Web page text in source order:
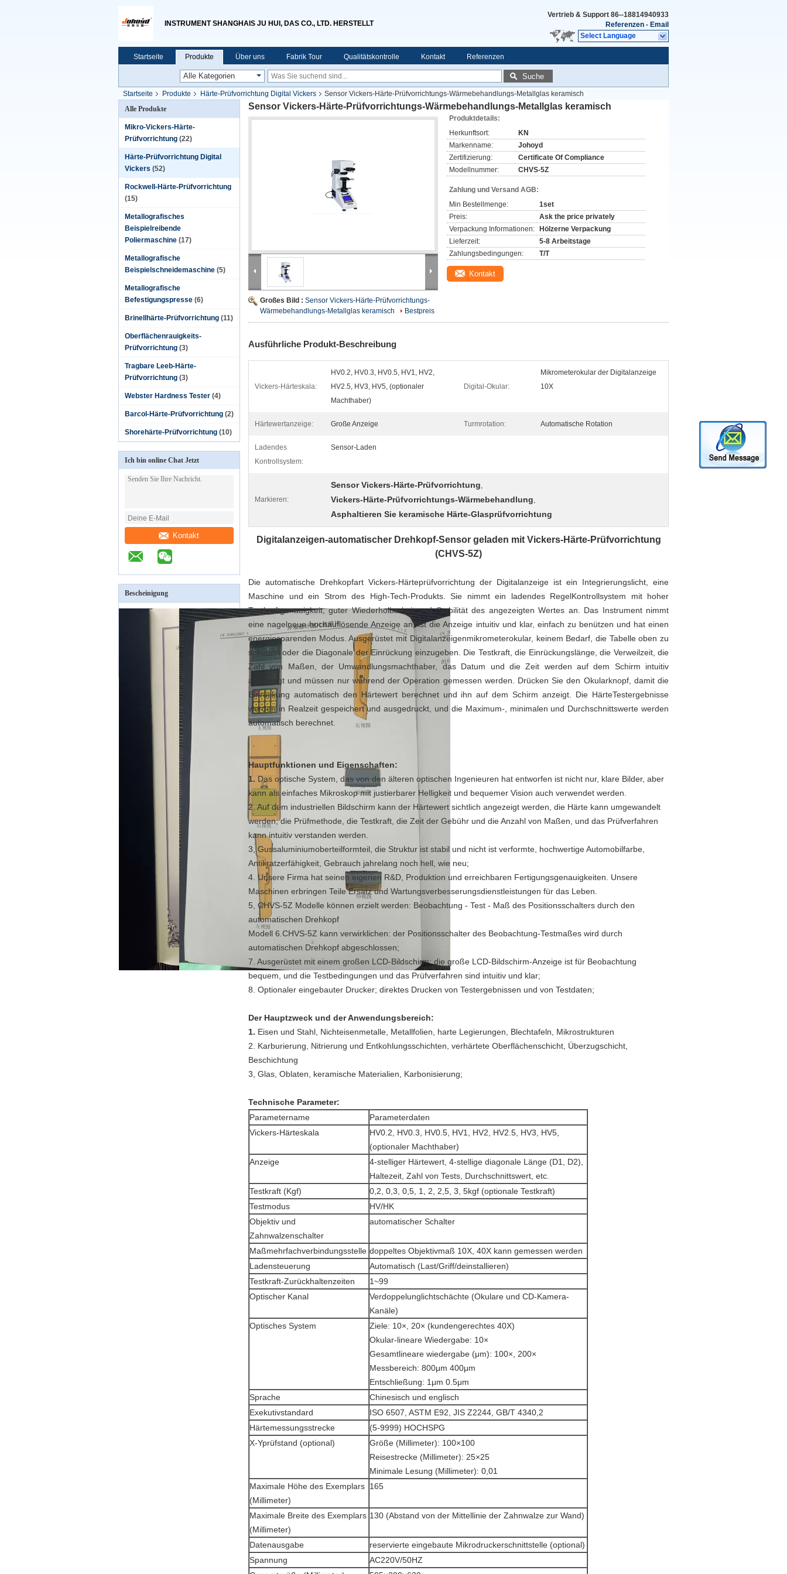
INSTRUMENT SHANGHAIS JU HUI, DAS CO., LTD. HERSTELLT
Vertrieb & Support 86--18814940933
Referenzen - Email
Select Language
Startseite Produkte Über uns Fabrik Tour Qualitätskontrolle Kontakt Referenzen
Suche
Startseite Produkte Härte-Prüfvorrichtung Digital Vickers
Sensor Vickers-Härte-Prüfvorrichtungs-Wärmebehandlungs-Metallglas keramisch
Alle Produkte
Mikro-Vickers-Härte-
Prüfvorrichtung (22)
Härte-Prüfvorrichtung Digital
Vickers (52)
Rockwell-Härte-Prüfvorrichtung
(15)
Metallografisches
Beispielreibende
Poliermaschine (17)
Metallografische
Beispielschneidemaschine (5)
Metallografische
Befestigungspresse (6)
Brinellhärte-Prüfvorrichtung (11)
Oberflächenrauigkeits-
Prüfvorrichtung (3)
Tragbare Leeb-Härte-
Prüfvorrichtung (3)
Webster Hardness Tester (4)
Barcol-Härte-Prüfvorrichtung (2)
Shorehärte-Prüfvorrichtung (10)
Ich bin online Chat Jetzt
Kontakt
Bescheinigung
Sensor Vickers-Härte-Prüfvorrichtungs-Wärmebehandlungs-Metallglas keramisch
Großes Bild : Sensor Vickers-Härte-Prüfvorrichtungs-
Wärmebehandlungs-Metallglas keramisch
Bestpreis
Produktdetails:
Herkunftsort:
KN
Markenname:
Johoyd
Zertifizierung:
Certificate Of Compliance
Modellnummer:
CHVS-5Z
Zahlung und Versand AGB:
Min Bestellmenge:
1set
Preis:
Ask the price privately
Verpackung Informationen:
Hölzerne Verpackung
Lieferzeit:
5-8 Arbeitstage
Zahlungsbedingungen:
T/T
Kontakt
Ausführliche Produkt-Beschreibung
Vickers-Härteskala:
HV0.2, HV0.3, HV0.5, HV1, HV2,
HV2.5, HV3, HV5, (optionaler
Machthaber)
Digital-Okular:
Mikrometerokular der Digitalanzeige
10X
Härtewertanzeige: Große Anzeige Turmrotation: Automatische Rotation
Ladendes
Kontrollsystem:
Sensor-Laden
Markieren:
Sensor Vickers-Härte-Prüfvorrichtung,
Vickers-Härte-Prüfvorrichtungs-Wärmebehandlung,
Asphaltieren Sie keramische Härte-Glasprüfvorrichtung
Digitalanzeigen-automatischer Drehkopf-Sensor geladen mit Vickers-Härte-Prüfvorrichtung
(CHVS-5Z)
Die automatische Drehkopfart Vickers-Härteprüfvorrichtung der Digitalanzeige ist ein Integrierungslicht, eine
Maschine und ein Strom des High-Tech-Produkts. Sie nimmt ein ladendes RegelKontrollsystem mit hoher
Testkraftgenauigkeit, guter Wiederholbarkeit und Stabilität des angezeigten Wertes an. Das Instrument nimmt
eine nagelneue hochauflösende Anzeige an, ist die Anzeige intuitiv und klar, einfach zu benützen und hat einen
energiesparenden Modus. Ausgerüstet mit Digitalanzeigenmikrometerokular, keinem Bedarf, die Tabelle oben zu
schauen oder die Diagonale der Einrückung einzugeben. Die Testkraft, die Einrückungslänge, die Verweilzeit, die
Zahl von Maßen, der Umwandlungsmachthaber, das Datum und die Zeit werden auf dem Schirm intuitiv
angezeigt und müssen nur während der Operation gemessen werden. Drücken Sie den Okularknopf, damit die
Einrückung automatisch den Härtewert berechnet und ihn auf dem Schirm anzeigt. Die HärteTestergebnisse
werden in Realzeit gespeichert und ausgedruckt, und die Maximum-, minimalen und Durchschnittswerte werden
automatisch berechnet.
Hauptfunktionen und Eigenschaften:
1. Das optische System, das von den älteren optischen Ingenieuren hat entworfen ist nicht nur, klare Bilder, aber
kann als einfaches Mikroskop mit justierbarer Helligkeit und bequemer Vision auch verwendet werden.
2. Auf dem industriellen Bildschirm kann der Härtewert sichtlich angezeigt werden, die Härte kann umgewandelt
werden, die Prüfmethode, die Testkraft, die Zeit der Gebühr und die Anzahl von Maßen, und das Prüfverfahren
kann intuitiv verstanden werden.
3, Gussaluminiumoberteilformteil, die Struktur ist stabil und nicht ist verformte, hochwertige Automobilfarbe,
Antikratzerfähigkeit, Gebrauch jahrelang noch hell, wie neu;
4. Unsere Firma hat seinen eigenen R&D, Produktion und erreichbaren Fertigungsgenauigkeiten. Unsere
Maschinen erbringen Teile Ersatz und Wartungsverbesserungsdienstleistungen für das Leben.
5, CHVS-5Z Modelle können erzielt werden: Beobachtung - Test - Maß des Positionsschalters durch den
automatischen Drehkopf
Modell 6.CHVS-5Z kann verwirklichen: der Positionsschalter des Beobachtung-Testmaßes wird durch
automatischen Drehkopf abgeschlossen;
7. Ausgerüstet mit einem großen LCD-Bildschirm; die große LCD-Bildschirm-Anzeige ist für Beobachtung
bequem, und die Testbedingungen und das Prüfverfahren sind intuitiv und klar;
8. Optionaler eingebauter Drucker; direktes Drucken von Testergebnissen und von Testdaten;
Der Hauptzweck und der Anwendungsbereich:
1. Eisen und Stahl, Nichteisenmetalle, Metallfolien, harte Legierungen, Blechtafeln, Mikrostrukturen
2. Karburierung, Nitrierung und Entkohlungsschichten, verhärtete Oberflächenschicht, Überzugschicht,
Beschichtung
3, Glas, Oblaten, keramische Materialien, Karbonisierung;
Technische Parameter:
Parametername
Parameterdaten
Vickers-Härteskala
HV0.2, HV0.3, HV0.5, HV1, HV2, HV2.5, HV3, HV5,
(optionaler Machthaber)
Anzeige
4-stelliger Härtewert, 4-stellige diagonale Länge (D1, D2),
Haltezeit, Zahl von Tests, Durchschnittswert, etc.
Testkraft (Kgf)
0,2, 0,3, 0,5, 1, 2, 2,5, 3, 5kgf (optionale Testkraft)
Testmodus
HV/HK
Objektiv und
Zahnwalzenschalter
automatischer Schalter
Maßmehrfachverbindungsstelle doppeltes Objektivmaß 10X, 40X kann gemessen werden
Ladensteuerung
Automatisch (Last/Griff/deinstallieren)
Testkraft-Zurückhaltenzeiten
1~99
Optischer Kanal
Verdoppelunglichtschächte (Okulare und CD-Kamera-
Kanäle)
Optisches System
Ziele: 10×, 20× (kundengerechtes 40X)
Okular-lineare Wiedergabe: 10×
Gesamtlineare wiedergabe (μm): 100×, 200×
Messbereich: 800μm 400μm
Entschließung: 1μm 0.5μm
Sprache
Chinesisch und englisch
Exekutivstandard
ISO 6507, ASTM E92, JIS Z2244, GB/T 4340,2
Härtemessungsstrecke
(5-9999) HOCHSPG
X-Yprüfstand (optional)
Größe (Millimeter): 100×100
Reisestrecke (Millimeter): 25×25
Minimale Lesung (Millimeter): 0,01
Maximale Höhe des Exemplars
(Millimeter)
165
Maximale Breite des Exemplars
(Millimeter)
130 (Abstand von der Mittellinie der Zahnwalze zur Wand)
Datenausgabe
reservierte eingebaute Mikrodruckerschnittstelle (optional)
Spannung
AC220V/50HZ